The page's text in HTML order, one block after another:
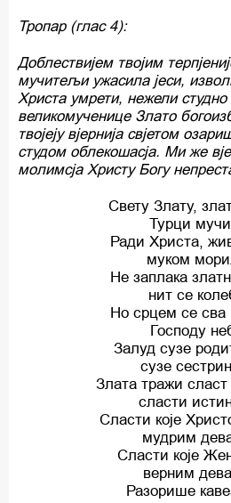
Тропар (глас 4):
Доблествијем твојим
мучитељи ужасила јеси,
Христа умрети, нежели студно
великомученице Злато
твојеју вјернија свјетом
студом облекошасја. Ми же
молимсја Христу Богу
Свету Злату,
Турци
Ради Христа,
муком
Не заплака
нит се
Но срцем се сва
Господу
Залуд сузе
сузе
Злата тражи сласт
сласти
Сласти које
мудрим
Сласти које
верним
Разорише